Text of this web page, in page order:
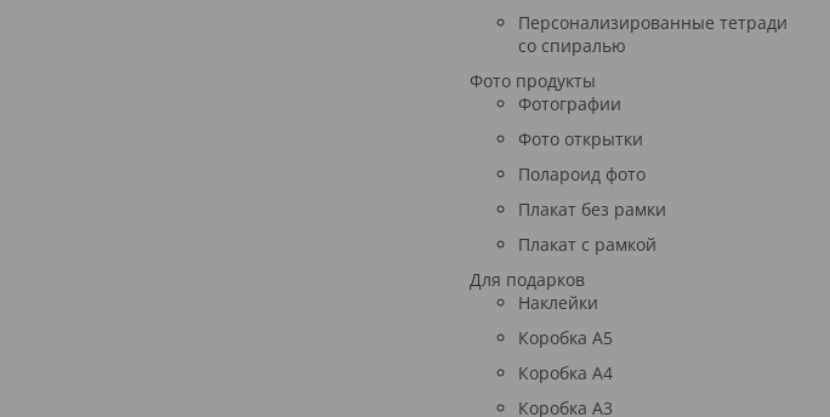
Персонализированные тетради
со спиралью
Фото продукты
Фотографии
Фото открытки
Полароид фото
Плакат без рамки
Плакат с рамкой
Для подарков
Наклейки
Коробка А5
Коробка А4
Коробка А3